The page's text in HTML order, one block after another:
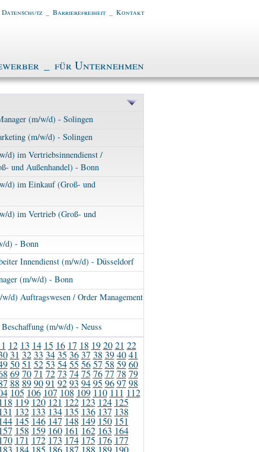
Datenschutz Barrierefreiheit Kontakt
für Unternehmen
(m/w/d) - Solingen
(m/w/d) - Solingen
d) im Vertriebsinnendienst /
und Außenhandel) - Bonn
d) im Einkauf (Groß- und
d) im Vertrieb (Groß- und
d) - Bonn
Innendienst (m/w/d) - Düsseldorf
(m/w/d) - Bonn
d) Auftragswesen / Order Management
Beschaffung (m/w/d) - Neuss
12 13 14 15 16 17 18 19 20 21 22
31 32 33 34 35 36 37 38 39 40 41
50 51 52 53 54 55 56 57 58 59 60
69 70 71 72 73 74 75 76 77 78 79
88 89 90 91 92 93 94 95 96 97 98
105 106 107 108 109 110 111 112
118 119 120 121 122 123 124 125
131 132 133 134 135 136 137 138
144 145 146 147 148 149 150 151
157 158 159 160 161 162 163 164
170 171 172 173 174 175 176 177
183 184 185 186 187 188 189 190